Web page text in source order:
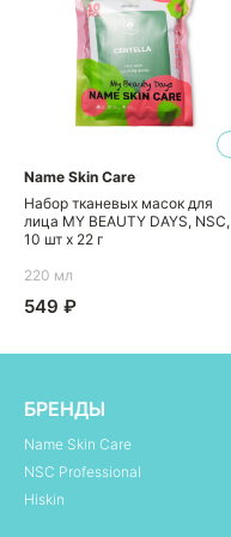
Name Skin Care
Набор тканевых масок для
лица MY BEAUTY DAYS, NSC,
10 шт х 22 г
220 мл
549 ₽
БРЕНДЫ
Name Skin Care
NSC Professional
Hiskin